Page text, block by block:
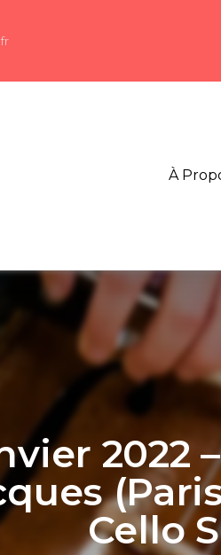
À
2022
Cello